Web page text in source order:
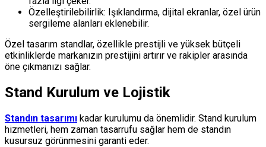
Özelleştirilebilirlik: Işıklandırma, dijital ekranlar, özel ürün
sergileme alanları eklenebilir.
Özel tasarım standlar, özellikle prestijli ve yüksek bütçeli
etkinliklerde markanızın prestijini artırır ve rakipler arasında
öne çıkmanızı sağlar.
Stand Kurulum ve Lojistik
Standın tasarımı kadar kurulumu da önemlidir. Stand kurulum
hizmetleri, hem zaman tasarrufu sağlar hem de standın
kusursuz görünmesini garanti eder.